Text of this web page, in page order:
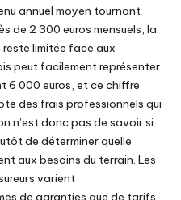
annuel moyen tournant
de 2 300 euros mensuels, la
limitée face aux
peut facilement représenter
6 000 euros, et ce chiffre
des frais professionnels qui
n’est donc pas de savoir si
de déterminer quelle
aux besoins du terrain. Les
varient
de garanties que de tarifs,